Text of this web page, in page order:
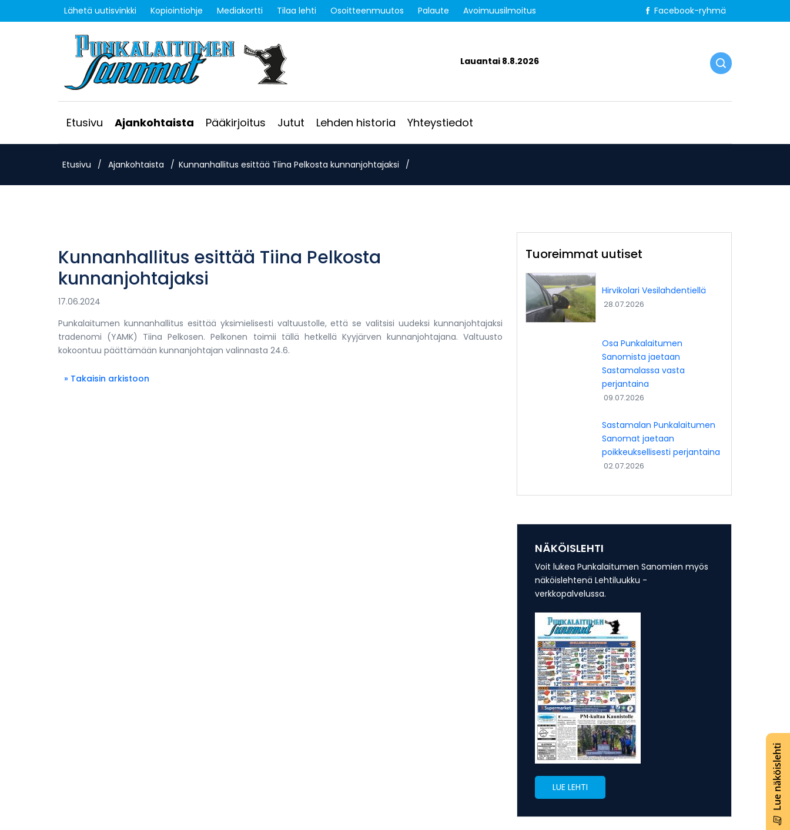
Lue näköislehti
Lähetä uutisvinkki Kopiointiohje Mediakortti Tilaa lehti Osoitteenmuutos Palaute Avoimuusilmoitus Facebook-ryhmä
Lauantai 8.8.2026
Etusivu Ajankohtaista Pääkirjoitus Jutut Lehden historia Yhteystiedot
Etusivu / Ajankohtaista / Kunnanhallitus esittää Tiina Pelkosta kunnanjohtajaksi /
Kunnanhallitus esittää Tiina Pelkosta
kunnanjohtajaksi
17.06.2024
Punkalaitumen kunnanhallitus esittää yksimielisesti valtuustolle, että se valitsisi uudeksi kunnanjohtajaksi
tradenomi (YAMK) Tiina Pelkosen. Pelkonen toimii tällä hetkellä Kyyjärven kunnanjohtajana. Valtuusto
kokoontuu päättämään kunnanjohtajan valinnasta 24.6.
» Takaisin arkistoon
Tuoreimmat uutiset
Hirvikolari Vesilahdentiellä
28.07.2026
Osa Punkalaitumen
Sanomista jaetaan
Sastamalassa vasta
perjantaina
09.07.2026
Sastamalan Punkalaitumen
Sanomat jaetaan
poikkeuksellisesti perjantaina
02.07.2026
NÄKÖISLEHTI
Voit lukea Punkalaitumen Sanomien myös
näköislehtenä Lehtiluukku -
verkkopalvelussa.
LUE LEHTI